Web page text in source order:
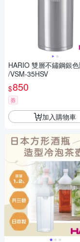
HARIO 雙層不鏽鋼銀
/VSM-35HSV
$850
券
加入購物車